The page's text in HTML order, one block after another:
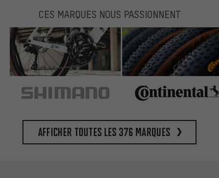
CES MARQUES NOUS PASSIONNENT
Afficher toutes les 376 marques